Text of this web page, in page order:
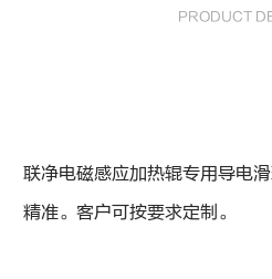
PRODUCT
联净电磁感应加热辊专用导电
精准。客户可按要求定制。